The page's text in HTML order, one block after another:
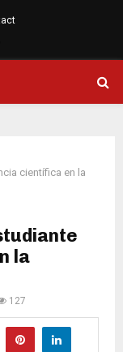
científica en la
la
127